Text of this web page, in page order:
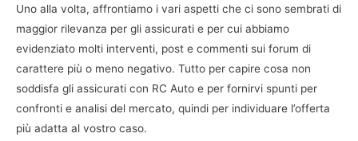
Uno alla volta, affrontiamo i vari aspetti che ci sono sembrati di
maggior rilevanza per gli assicurati e per cui abbiamo
evidenziato molti interventi, post e commenti sui forum di
carattere più o meno negativo. Tutto per capire cosa non
soddisfa gli assicurati con RC Auto e per fornirvi spunti per
confronti e analisi del mercato, quindi per individuare l’offerta
più adatta al vostro caso.